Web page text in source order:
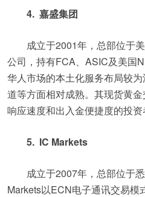
4. 嘉盛集团
成立于2001年，总部位于
公司，持有FCA、ASIC及美国
华人市场的本土化服务布局较
道等方面相对成熟。其现货黄
响应速度和出入金便捷度的投资
5. IC Markets
成立于2007年，总部位于
Markets以ECN电子通讯交易模